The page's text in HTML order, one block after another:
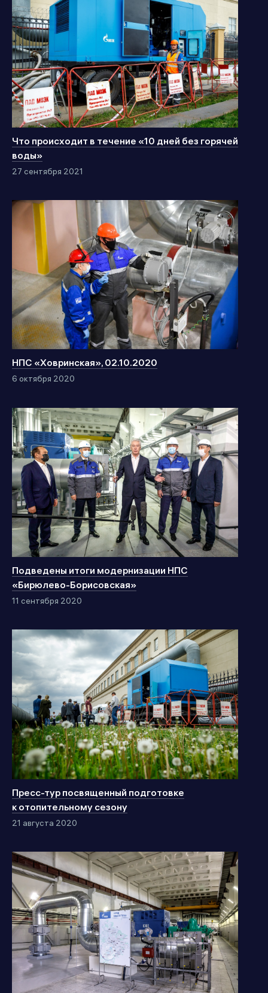
Что происходит в течение «10 дней без горячей
воды»
27 сентября 2021
НПС «Ховринская», 02.10.2020
6 октября 2020
Подведены итоги модернизации НПС
«Бирюлево-Борисовская»
11 сентября 2020
Пресс-тур посвященный подготовке
к отопительному сезону
21 августа 2020